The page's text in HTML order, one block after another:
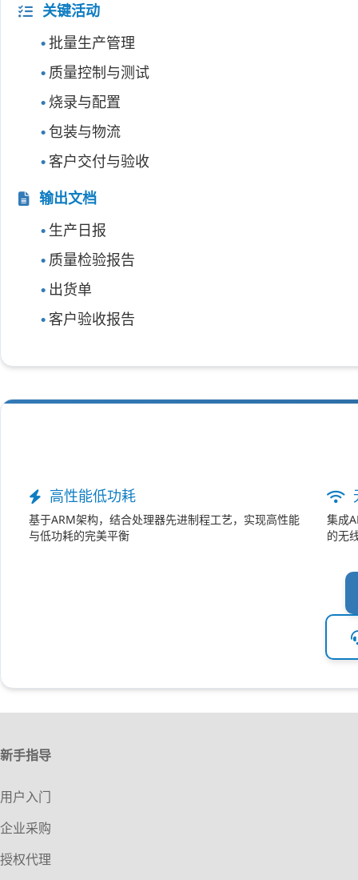
关键活动
批量生产管理
质量控制与测试
烧录与配置
包装与物流
客户交付与验收
输出文档
生产日报
质量检验报告
出货单
客户验收报告
高性能低功耗
基于ARM架构，结合处理器先进制程工艺，实现高性能
与低功耗的完美平衡
集成
的无
新手指导
用户入门
企业采购
授权代理